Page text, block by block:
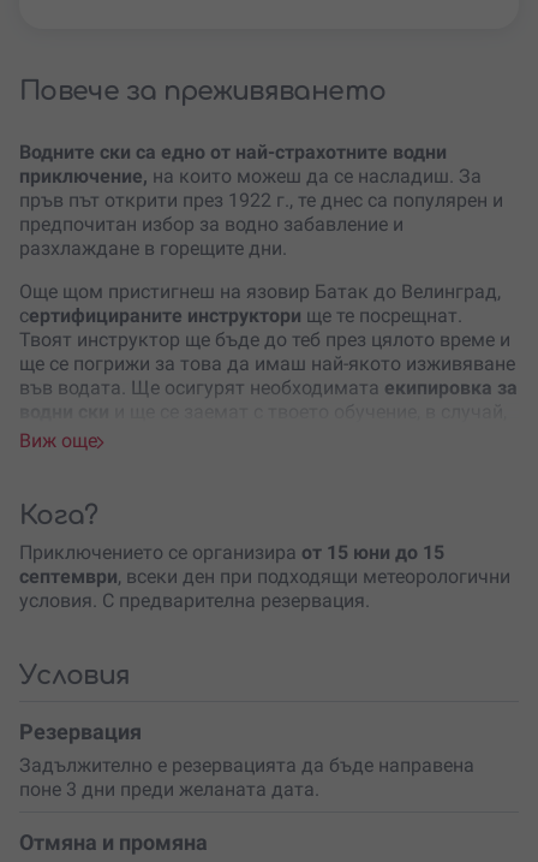
Повече за преживяването
Водните ски са едно от най-страхотните водни
приключение, на които можеш да се насладиш. За
пръв път открити през 1922 г., те днес са популярен и
предпочитан избор за водно забавление и
разхлаждане в горещите дни.
Още щом пристигнеш на язовир Батак до Велинград,
сертифицираните инструктори ще те посрещнат.
Твоят инструктор ще бъде до теб през цялото време и
ще се погрижи за това да имаш най-якото изживяване
във водата. Ще осигурят необходимата екипировка за
че си начинаещ. Ще ти покажат как да стартираш
За по-опитните ще покажат как се изпълняват
интересниводни трикове с водни скикато скокове и
други.
Ако това е първият ти път, не се притеснявай!
ски става бързо и лесно. За около 40 минути ще
можеш уверено и гордо да караш водни ски във
Съветваме напълно начинаещите да опитат първо
Нийборд (Kneeboard).Това е вид уейкборд, който
изисква да си на колене на дъската, за да пазиш
перфектен баланс.
Виж още
Кога?
Приключението се организира от 15 юни до 15
септември, всеки ден при подходящи метеорологични
условия. С предварителна резервация.
Условия
Резервация
Задължително е резервацията да бъде направена
поне 3 дни преди желаната дата.
Отмяна и промяна